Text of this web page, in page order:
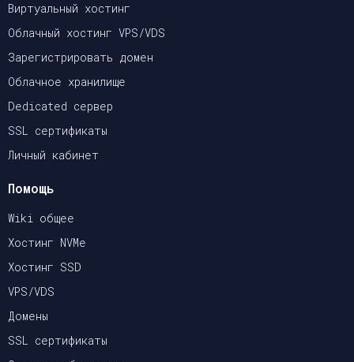
Виртуальный хостинг
Облачный хостинг VPS/VDS
Зарегистрировать домен
Облачное хранилище
Dedicated сервер
SSL сертификаты
Личный кабинет
Помощь
Wiki общее
Хостинг NVMe
Хостинг SSD
VPS/VDS
Домены
SSL сертификаты